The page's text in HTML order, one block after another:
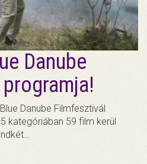
Danube
Danube Filmfesztivál
kategóriában 59 film kerül